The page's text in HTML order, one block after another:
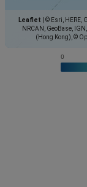
Leaflet
© Esri, HERE,
NRCAN, GeoBase,
(Hong Kong), ©